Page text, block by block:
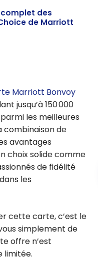
des
de Marriott
Marriott Bonvoy
jusqu’à 150 000
les meilleures
combinaison de
avantages
choix solide comme
de fidélité
les
cette carte, c’est le
simplement de
offre n’est
limitée.